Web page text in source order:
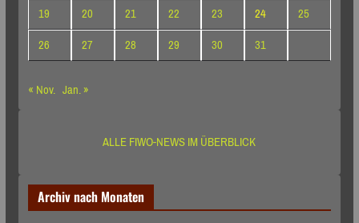
19
20 21 22 23 24
25
26
27 28 29 30
31
« Nov. Jan. »
ALLE FIWO-NEWS IM ÜBERBLICK
Archiv nach Monaten